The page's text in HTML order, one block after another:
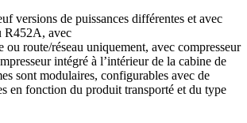
versions de puissances différentes et avec
R452A, avec
ou route/réseau uniquement, avec compresseur
intégré à l’intérieur de la cabine de
sont modulaires, configurables avec de
en fonction du produit transporté et du type